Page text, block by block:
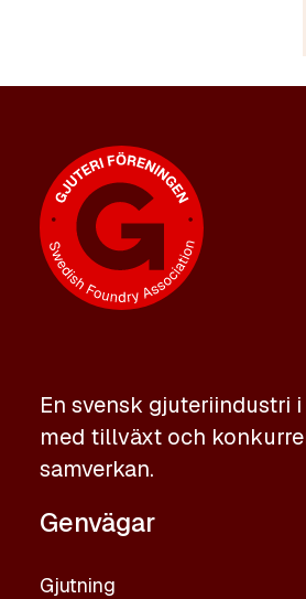
En svensk gjuteriindustri
med tillväxt och
samverkan.
Genvägar
Gjutning